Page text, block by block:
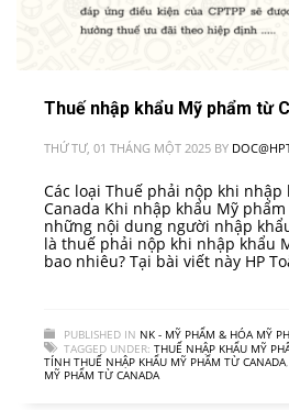
Thuế nhập khẩu Mỹ phẩm từ
THỨ TƯ, 01 THÁNG MỘT 2025 BY
Các loại Thuế phải nộp khi
Canada Khi nhập khẩu Mỹ
những nội dung người nhập
là thuế phải nộp khi nhập khẩu
bao nhiêu? Tại bài viết này HP
PUBLISHED IN NK - MỸ PHẨM & HÓA MỸ
TAGGED UNDER: THUẾ NHẬP KHẨU MỸ
TÍNH THUẾ NHẬP KHẨU MỸ PHẨM TỪ CANADA,
MỸ PHẨM TỪ CANADA